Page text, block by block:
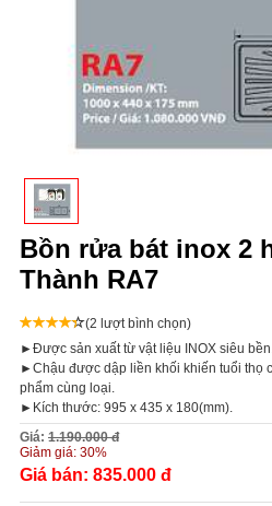
Bồn rửa bát inox 2
Thành RA7
(2 lượt bình chọn)
►Được sản xuất từ vật liệu INOX siêu bền.
►Chậu được dập liền khối khiến tuổi thọ
phẩm cùng loại.
►Kích thước: 995 x 435 x 180(mm).
Giá: 1.190.000 đ
Giảm giá: 30%
Giá bán: 835.000 đ